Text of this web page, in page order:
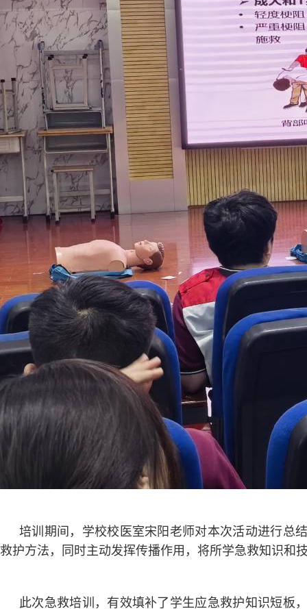
培训期间，学校校医室宋阳老师对本次活动进行总
救护方法，同时主动发挥传播作用，将所学急救知识和
此次急救培训，有效填补了学生应急救护知识短板